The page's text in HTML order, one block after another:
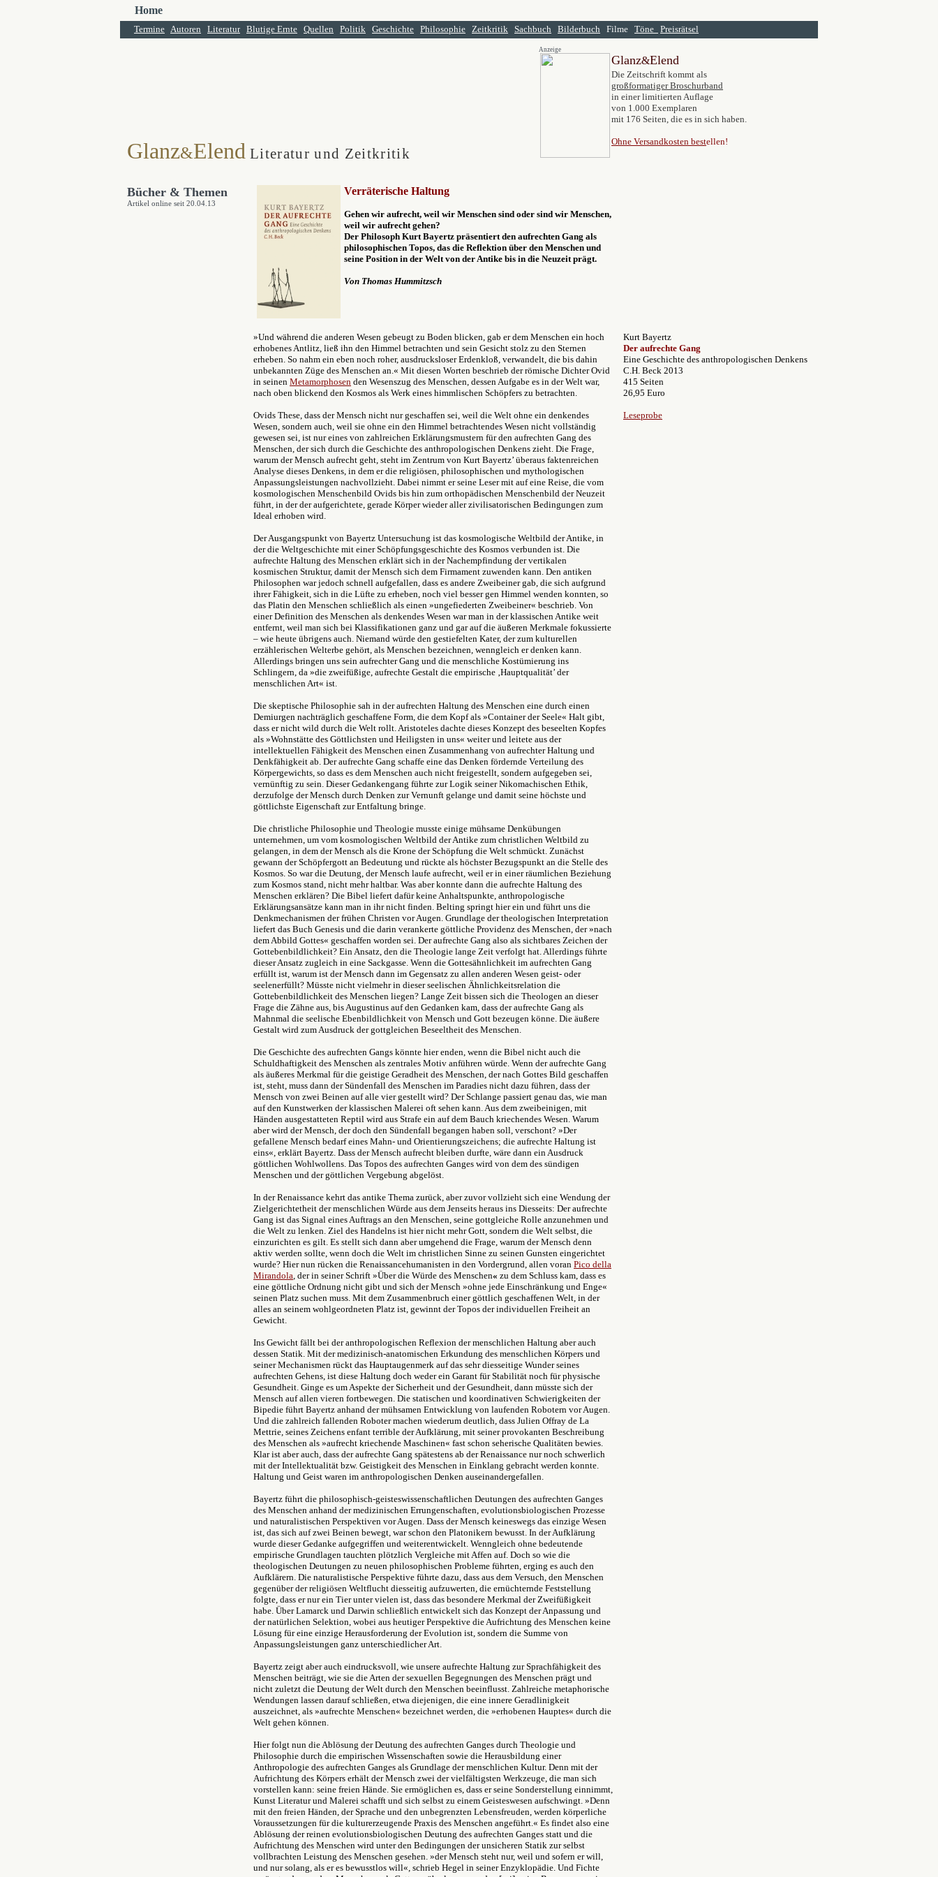
Home
Termine Autoren Literatur Blutige Ernte Quellen Politik Geschichte Philosophie Zeitkritik Sachbuch Bilderbuch Filme Töne Preisrätsel
Glanz&Elend Literatur und Zeitkritik
Anzeige
Glanz&Elend
Die Zeitschrift kommt als
großformatiger Broschurband
in einer limitierten Auflage
von 1.000 Exemplaren
mit 176 Seiten, die es in sich haben.
Ohne Versandkosten bestellen!
Bücher & Themen
Artikel online seit 20.04.13
Verräterische Haltung
Gehen wir aufrecht, weil wir Menschen sind oder sind wir Menschen,
weil wir aufrecht gehen?
Der Philosoph Kurt Bayertz präsentiert den aufrechten Gang als
philosophischen Topos, das die Reflektion über den Menschen und
seine Position in der Welt von der Antike bis in die Neuzeit prägt.
Von Thomas Hummitzsch
»Und während die anderen Wesen gebeugt zu Boden blicken, gab er dem Menschen ein hoch
erhobenes Antlitz, ließ ihn den Himmel betrachten und sein Gesicht stolz zu den Sternen
erheben. So nahm ein eben noch roher, ausdrucksloser Erdenkloß, verwandelt, die bis dahin
unbekannten Züge des Menschen an.« Mit diesen Worten beschrieb der römische Dichter Ovid
in seinen Metamorphosen den Wesenszug des Menschen, dessen Aufgabe es in der Welt war,
nach oben blickend den Kosmos als Werk eines himmlischen Schöpfers zu betrachten.
Ovids These, dass der Mensch nicht nur geschaffen sei, weil die Welt ohne ein denkendes
Wesen, sondern auch, weil sie ohne ein den Himmel betrachtendes Wesen nicht vollständig
gewesen sei, ist nur eines von zahlreichen Erklärungsmustern für den aufrechten Gang des
Menschen, der sich durch die Geschichte des anthropologischen Denkens zieht. Die Frage,
warum der Mensch aufrecht geht, steht im Zentrum von Kurt Bayertz’ überaus faktenreichen
Analyse dieses Denkens, in dem er die religiösen, philosophischen und mythologischen
Anpassungsleistungen nachvollzieht. Dabei nimmt er seine Leser mit auf eine Reise, die vom
kosmologischen Menschenbild Ovids bis hin zum orthopädischen Menschenbild der Neuzeit
führt, in der der aufgerichtete, gerade Körper wieder aller zivilisatorischen Bedingungen zum
Ideal erhoben wird.
Der Ausgangspunkt von Bayertz Untersuchung ist das kosmologische Weltbild der Antike, in
der die Weltgeschichte mit einer Schöpfungsgeschichte des Kosmos verbunden ist. Die
aufrechte Haltung des Menschen erklärt sich in der Nachempfindung der vertikalen
kosmischen Struktur, damit der Mensch sich dem Firmament zuwenden kann. Den antiken
Philosophen war jedoch schnell aufgefallen, dass es andere Zweibeiner gab, die sich aufgrund
ihrer Fähigkeit, sich in die Lüfte zu erheben, noch viel besser gen Himmel wenden konnten, so
das Platin den Menschen schließlich als einen »ungefiederten Zweibeiner« beschrieb. Von
einer Definition des Menschen als denkendes Wesen war man in der klassischen Antike weit
entfernt, weil man sich bei Klassifikationen ganz und gar auf die äußeren Merkmale fokussierte
– wie heute übrigens auch. Niemand würde den gestiefelten Kater, der zum kulturellen
erzählerischen Welterbe gehört, als Menschen bezeichnen, wenngleich er denken kann.
Allerdings bringen uns sein aufrechter Gang und die menschliche Kostümierung ins
Schlingern, da »die zweifüßige, aufrechte Gestalt die empirische ‚Hauptqualität’ der
menschlichen Art« ist.
Die skeptische Philosophie sah in der aufrechten Haltung des Menschen eine durch einen
Demiurgen nachträglich geschaffene Form, die dem Kopf als »Container der Seele« Halt gibt,
dass er nicht wild durch die Welt rollt. Aristoteles dachte dieses Konzept des beseelten Kopfes
als »Wohnstätte des Göttlichsten und Heiligsten in uns« weiter und leitete aus der
intellektuellen Fähigkeit des Menschen einen Zusammenhang von aufrechter Haltung und
Denkfähigkeit ab. Der aufrechte Gang schaffe eine das Denken fördernde Verteilung des
Körpergewichts, so dass es dem Menschen auch nicht freigestellt, sondern aufgegeben sei,
vernünftig zu sein. Dieser Gedankengang führte zur Logik seiner Nikomachischen Ethik,
derzufolge der Mensch durch Denken zur Vernunft gelange und damit seine höchste und
göttlichste Eigenschaft zur Entfaltung bringe.
Die christliche Philosophie und Theologie musste einige mühsame Denkübungen
unternehmen, um vom kosmologischen Weltbild der Antike zum christlichen Weltbild zu
gelangen, in dem der Mensch als die Krone der Schöpfung die Welt schmückt. Zunächst
gewann der Schöpfergott an Bedeutung und rückte als höchster Bezugspunkt an die Stelle des
Kosmos. So war die Deutung, der Mensch laufe aufrecht, weil er in einer räumlichen Beziehung
zum Kosmos stand, nicht mehr haltbar. Was aber konnte dann die aufrechte Haltung des
Menschen erklären? Die Bibel liefert dafür keine Anhaltspunkte, anthropologische
Erklärungsansätze kann man in ihr nicht finden. Belting springt hier ein und führt uns die
Denkmechanismen der frühen Christen vor Augen. Grundlage der theologischen Interpretation
liefert das Buch Genesis und die darin verankerte göttliche Providenz des Menschen, der »nach
dem Abbild Gottes« geschaffen worden sei. Der aufrechte Gang also als sichtbares Zeichen der
Gottebenbildlichkeit? Ein Ansatz, den die Theologie lange Zeit verfolgt hat. Allerdings führte
dieser Ansatz zugleich in eine Sackgasse. Wenn die Gottesähnlichkeit im aufrechten Gang
erfüllt ist, warum ist der Mensch dann im Gegensatz zu allen anderen Wesen geist- oder
seelenerfüllt? Müsste nicht vielmehr in dieser seelischen Ähnlichkeitsrelation die
Gottebenbildlichkeit des Menschen liegen? Lange Zeit bissen sich die Theologen an dieser
Frage die Zähne aus, bis Augustinus auf den Gedanken kam, dass der aufrechte Gang als
Mahnmal die seelische Ebenbildlichkeit von Mensch und Gott bezeugen könne. Die äußere
Gestalt wird zum Ausdruck der gottgleichen Beseeltheit des Menschen.
Die Geschichte des aufrechten Gangs könnte hier enden, wenn die Bibel nicht auch die
Schuldhaftigkeit des Menschen als zentrales Motiv anführen würde. Wenn der aufrechte Gang
als äußeres Merkmal für die geistige Geradheit des Menschen, der nach Gottes Bild geschaffen
ist, steht, muss dann der Sündenfall des Menschen im Paradies nicht dazu führen, dass der
Mensch von zwei Beinen auf alle vier gestellt wird? Der Schlange passiert genau das, wie man
auf den Kunstwerken der klassischen Malerei oft sehen kann. Aus dem zweibeinigen, mit
Händen ausgestatteten Reptil wird aus Strafe ein auf dem Bauch kriechendes Wesen. Warum
aber wird der Mensch, der doch den Sündenfall begangen haben soll, verschont? »Der
gefallene Mensch bedarf eines Mahn- und Orientierungszeichens; die aufrechte Haltung ist
eins«, erklärt Bayertz. Dass der Mensch aufrecht bleiben durfte, wäre dann ein Ausdruck
göttlichen Wohlwollens. Das Topos des aufrechten Ganges wird von dem des sündigen
Menschen und der göttlichen Vergebung abgelöst.
In der Renaissance kehrt das antike Thema zurück, aber zuvor vollzieht sich eine Wendung der
Zielgerichtetheit der menschlichen Würde aus dem Jenseits heraus ins Diesseits: Der aufrechte
Gang ist das Signal eines Auftrags an den Menschen, seine gottgleiche Rolle anzunehmen und
die Welt zu lenken. Ziel des Handelns ist hier nicht mehr Gott, sondern die Welt selbst, die
einzurichten es gilt. Es stellt sich dann aber umgehend die Frage, warum der Mensch denn
aktiv werden sollte, wenn doch die Welt im christlichen Sinne zu seinen Gunsten eingerichtet
wurde? Hier nun rücken die Renaissancehumanisten in den Vordergrund, allen voran Pico della
Mirandola, der in seiner Schrift »Über die Würde des Menschen« zu dem Schluss kam, dass es
eine göttliche Ordnung nicht gibt und sich der Mensch »ohne jede Einschränkung und Enge«
seinen Platz suchen muss. Mit dem Zusammenbruch einer göttlich geschaffenen Welt, in der
alles an seinem wohlgeordneten Platz ist, gewinnt der Topos der individuellen Freiheit an
Gewicht.
Ins Gewicht fällt bei der anthropologischen Reflexion der menschlichen Haltung aber auch
dessen Statik. Mit der medizinisch-anatomischen Erkundung des menschlichen Körpers und
seiner Mechanismen rückt das Hauptaugenmerk auf das sehr diesseitige Wunder seines
aufrechten Gehens, ist diese Haltung doch weder ein Garant für Stabilität noch für physische
Gesundheit. Ginge es um Aspekte der Sicherheit und der Gesundheit, dann müsste sich der
Mensch auf allen vieren fortbewegen. Die statischen und koordinativen Schwierigkeiten der
Bipedie führt Bayertz anhand der mühsamen Entwicklung von laufenden Robotern vor Augen.
Und die zahlreich fallenden Roboter machen wiederum deutlich, dass Julien Offray de La
Mettrie, seines Zeichens enfant terrible der Aufklärung, mit seiner provokanten Beschreibung
des Menschen als »aufrecht kriechende Maschinen« fast schon seherische Qualitäten bewies.
Klar ist aber auch, dass der aufrechte Gang spätestens ab der Renaissance nur noch schwerlich
mit der Intellektualität bzw. Geistigkeit des Menschen in Einklang gebracht werden konnte.
Haltung und Geist waren im anthropologischen Denken auseinandergefallen.
Bayertz führt die philosophisch-geisteswissenschaftlichen Deutungen des aufrechten Ganges
des Menschen anhand der medizinischen Errungenschaften, evolutionsbiologischen Prozesse
und naturalistischen Perspektiven vor Augen. Dass der Mensch keineswegs das einzige Wesen
ist, das sich auf zwei Beinen bewegt, war schon den Platonikern bewusst. In der Aufklärung
wurde dieser Gedanke aufgegriffen und weiterentwickelt. Wenngleich ohne bedeutende
empirische Grundlagen tauchten plötzlich Vergleiche mit Affen auf. Doch so wie die
theologischen Deutungen zu neuen philosophischen Probleme führten, erging es auch den
Aufklärern. Die naturalistische Perspektive führte dazu, dass aus dem Versuch, den Menschen
gegenüber der religiösen Weltflucht diesseitig aufzuwerten, die ernüchternde Feststellung
folgte, dass er nur ein Tier unter vielen ist, dass das besondere Merkmal der Zweifüßigkeit
habe. Über Lamarck und Darwin schließlich entwickelt sich das Konzept der Anpassung und
der natürlichen Selektion, wobei aus heutiger Perspektive die Aufrichtung des Menschen keine
Lösung für eine einzige Herausforderung der Evolution ist, sondern die Summe von
Anpassungsleistungen ganz unterschiedlicher Art.
Bayertz zeigt aber auch eindrucksvoll, wie unsere aufrechte Haltung zur Sprachfähigkeit des
Menschen beiträgt, wie sie die Arten der sexuellen Begegnungen des Menschen prägt und
nicht zuletzt die Deutung der Welt durch den Menschen beeinflusst. Zahlreiche metaphorische
Wendungen lassen darauf schließen, etwa diejenigen, die eine innere Geradlinigkeit
auszeichnet, als »aufrechte Menschen« bezeichnet werden, die »erhobenen Hauptes« durch die
Welt gehen können.
Hier folgt nun die Ablösung der Deutung des aufrechten Ganges durch Theologie und
Philosophie durch die empirischen Wissenschaften sowie die Herausbildung einer
Anthropologie des aufrechten Ganges als Grundlage der menschlichen Kultur. Denn mit der
Aufrichtung des Körpers erhält der Mensch zwei der vielfältigsten Werkzeuge, die man sich
vorstellen kann: seine freien Hände. Sie ermöglichen es, dass er seine Sonderstellung einnimmt,
Kunst Literatur und Malerei schafft und sich selbst zu einem Geisteswesen aufschwingt. »Denn
mit den freien Händen, der Sprache und den unbegrenzten Lebensfreuden, werden körperliche
Voraussetzungen für die kulturerzeugende Praxis des Menschen angeführt.« Es findet also eine
Ablösung der reinen evolutionsbiologischen Deutung des aufrechten Ganges statt und die
Aufrichtung des Menschen wird unter den Bedingungen der unsicheren Statik zur selbst
vollbrachten Leistung des Menschen gesehen. »der Mensch steht nur, weil und sofern er will,
und nur solang, als er es bewusstlos will«, schrieb Hegel in seiner Enzyklopädie. Und Fichte
Kurt Bayertz
Der aufrechte Gang
Eine Geschichte des anthropologischen Denkens
C.H. Beck 2013
415 Seiten
26,95 Euro
Leseprobe